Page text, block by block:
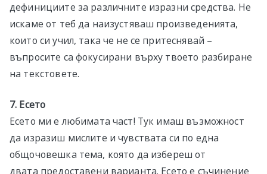
дефинициите за различните изразни средства. Не
искаме от теб да наизустяваш произведенията,
които си учил, така че не се притеснявай –
въпросите са фокусирани върху твоето разбиране
на текстовете.
7. Есето
Есето ми е любимата част! Тук имаш възможност
да изразиш мислите и чувствата си по една
общочовешка тема, която да избереш от
двата предоставени варианта. Есето е съчинение